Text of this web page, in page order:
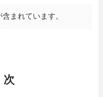
まれています。